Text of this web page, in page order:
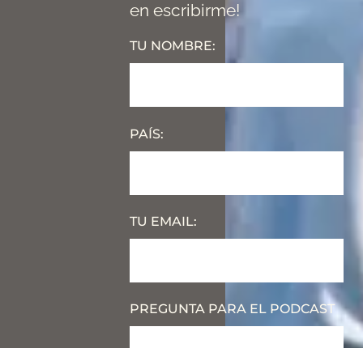
en escribirme!
TU NOMBRE:
PAÍS:
TU EMAIL:
PREGUNTA PARA EL PODCAST